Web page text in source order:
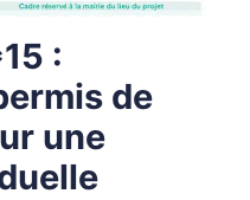
:
de
une